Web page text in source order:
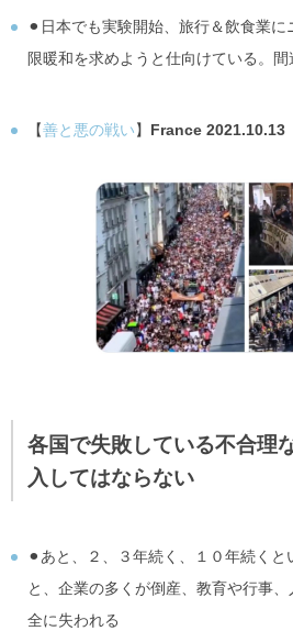
⚫︎日本でも実験開始、旅行＆飲食業
限暖和を求めようと仕向けている。
【善と悪の戦い】 France 2021.10.13
各国で失敗している不合理
入してはならない
⚫︎あと、２、３年続く、１０年続く
と、企業の多くが倒産、教育や行事
全に失われる